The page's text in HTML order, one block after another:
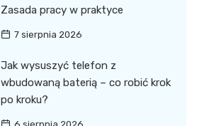
Zasada pracy w praktyce
7 sierpnia 2026
Jak wysuszyć telefon z
wbudowaną baterią – co robić krok
po kroku?